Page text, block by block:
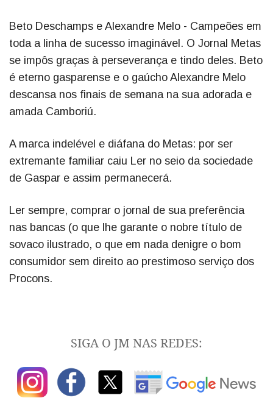
Beto Deschamps e Alexandre Melo - Campeões em
toda a linha de sucesso imaginável. O Jornal Metas
se impôs graças à perseverança e tindo deles. Beto
é eterno gasparense e o gaúcho Alexandre Melo
descansa nos finais de semana na sua adorada e
amada Camboriú.
A marca indelével e diáfana do Metas: por ser
extremante familiar caiu Ler no seio da sociedade
de Gaspar e assim permanecerá.
Ler sempre, comprar o jornal de sua preferência
nas bancas (o que lhe garante o nobre título de
sovaco ilustrado, o que em nada denigre o bom
consumidor sem direito ao prestimoso serviço dos
Procons.
SIGA O JM NAS REDES: